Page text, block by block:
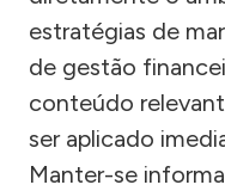
estratégias de
de gestão
conteúdo
ser aplicado
Manter-se